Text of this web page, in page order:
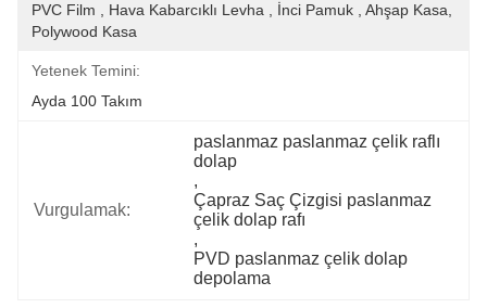
PVC Film , Hava Kabarcıklı Levha , İnci Pamuk , Ahşap Kasa,
Polywood Kasa
Yetenek Temini:
Ayda 100 Takım
Vurgulamak:
paslanmaz paslanmaz çelik raflı
dolap
,
Çapraz Saç Çizgisi paslanmaz
çelik dolap rafı
,
PVD paslanmaz çelik dolap
depolama